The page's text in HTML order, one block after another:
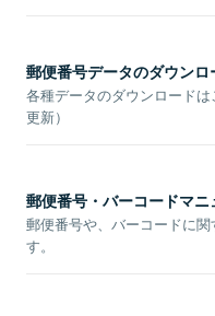
郵便番号データのダウンロ
各種データのダウンロード
更新）
郵便番号・バーコードマニ
郵便番号や、バーコードに
す。